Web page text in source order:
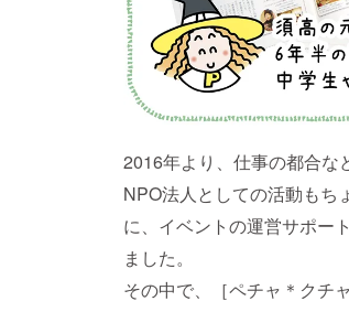
2016年より、仕事の都合な
NPO法人としての活動もち
に、イベントの運営サポー
ました。
その中で、［ペチャ＊クチ